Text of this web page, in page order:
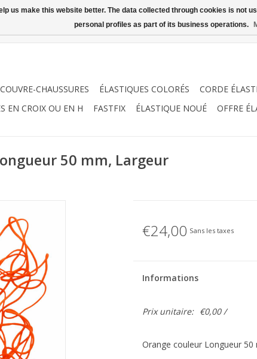
COUVRE-CHAUSSURES ÉLASTIQUES COLORÉS CORDE
EN CROIX OU EN H
FASTFIX ÉLASTIQUE NOUÉ OFFRE
50 mm, Largeur
€24,00 Sans les taxes
Informations
Prix unitaire: €0,00 /
Orange couleur Longueur
us make this website better. The data collected through cookies is not
personal profiles as part of its business operations.